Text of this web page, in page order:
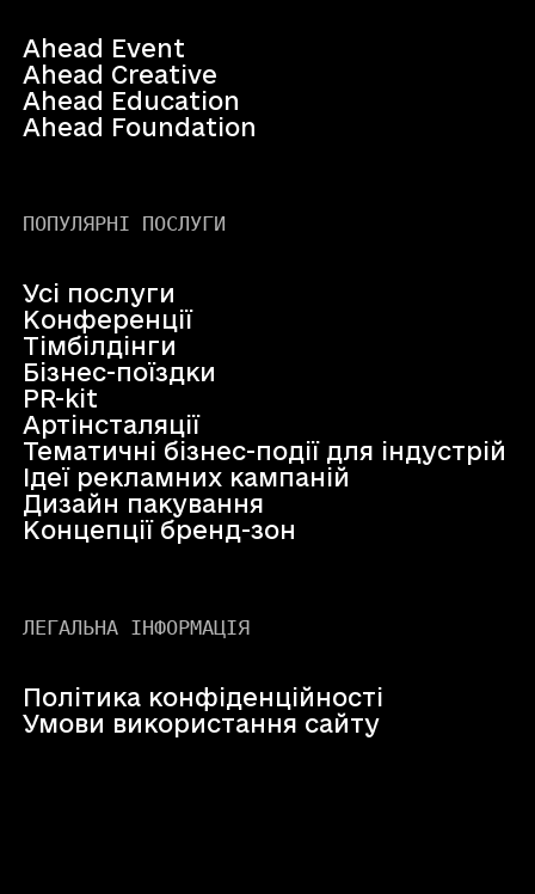
Ahead Event
Ahead Creative
Ahead Education
Ahead Foundation
ПОПУЛЯРНІ ПОСЛУГИ
Усі послуги
Конференції
Тімбілдінги
Бізнес-поїздки
PR-kit
Артінсталяції
Тематичні бізнес-події для індустрій
Ідеї рекламних кампаній
Дизайн пакування
Концепції бренд-зон
ЛЕГАЛЬНА ІНФОРМАЦІЯ
Політика конфіденційності
Умови використання сайту